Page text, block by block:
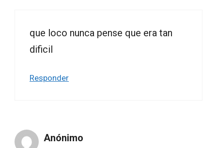
que loco nunca pense que era tan
dificil
Responder
Anónimo